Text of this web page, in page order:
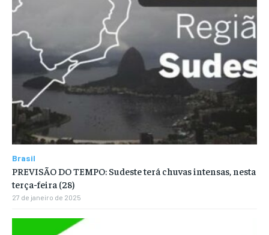
Brasil
PREVISÃO DO TEMPO: Sudeste terá chuvas intensas, nesta
terça-feira (28)
27 de janeiro de 2025